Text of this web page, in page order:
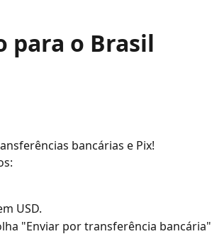
para o Brasil
bancárias e Pix!
USD.
"Enviar por transferência bancária"